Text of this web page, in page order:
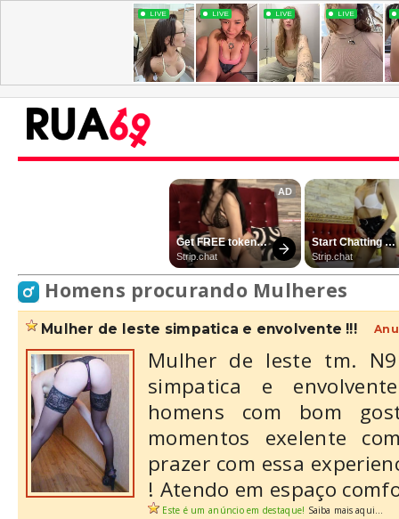
Homens procurando Mulheres
mulher de leste simpatica e envolvente !!!
Mulher de leste tm.
simpatica e
homens com bom
momentos exelente
prazer com essa
! Atendo em espaço
Este é um anúncio em destaque! Saiba mais aqui...